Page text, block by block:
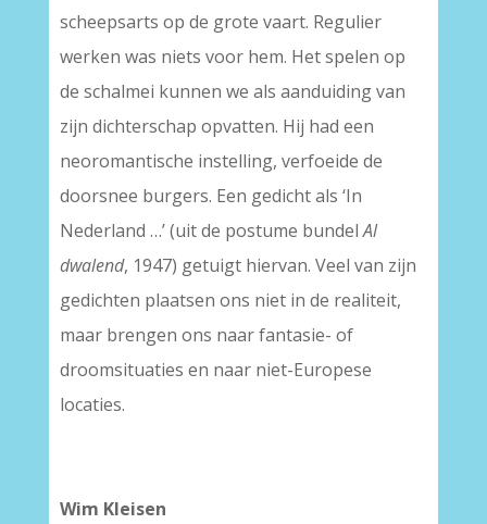
scheepsarts op de grote vaart. Regulier
werken was niets voor hem. Het spelen op
de schalmei kunnen we als aanduiding van
zijn dichterschap opvatten. Hij had een
neoromantische instelling, verfoeide de
doorsnee burgers. Een gedicht als ‘In
Nederland …’ (uit de postume bundelAl
dwalend, 1947) getuigt hiervan. Veel van zijn
gedichten plaatsen ons niet in de realiteit,
maar brengen ons naar fantasie- of
droomsituaties en naar niet-Europese
locaties.
Wim Kleisen